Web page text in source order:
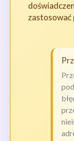
zastosować